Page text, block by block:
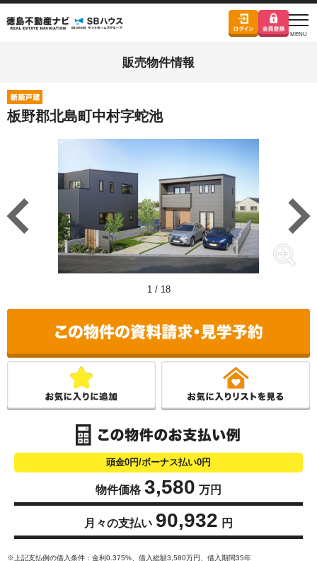
販売物件情報
板野郡北島町中村字蛇池
1/ 18
頭金0円/ボーナス払い0円
物件価格 3,580 万円
月々の支払い 90,932 円
※上記支払例の借入条件：金利0.375%、借入総額3,580万円、借入期間35年